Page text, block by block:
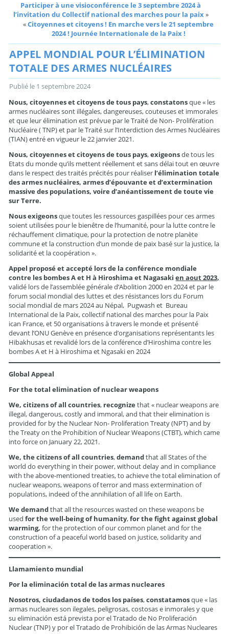
Participer à une visioconférence le 3 septembre 2024 à
l’invitation du Collectif national des marches pour la paix»
«Citoyennes et citoyens ! En marche vers le 21 septembre
2024 ! Journée Internationale de la Paix !
APPEL MONDIAL POUR L’ÉLIMINATION
TOTALE DES ARMES NUCLÉAIRES
Publié le 1 septembre 2024
Nous, citoyennes et citoyens de tous pays,constatonsque « les
armes nucléaires sont illégales, dangereuses, couteuses et immorales
et que leur élimination est prévue par le Traité de Non- Prolifération
Nucléaire ( TNP) et par le Traité sur l’Interdiction des Armes Nucléaires
(TIAN) entré en vigueur le 22 janvier 2021.
Nous, citoyennes et citoyens de tous pays,exigeonsde tous les
Etats du monde qu’ils mettent réellement et sans délai tout en œuvre
dans le respect des traités précités pour réaliser l’élimination totale
des armes nucléaires, armes d’épouvante et d’extermination
massive des populations, voire d’anéantissement de toute vie
sur Terre.
Nous exigeonsque toutes les ressources gaspillées pour ces armes
soient utilisées pour le bienêtre de l’humanité, pour la lutte contre le
réchauffement climatique, pour la protection de notre planète
commune et la construction d’un monde de paix basé sur la justice, la
solidarité et la coopération ».
Appel proposé et accepté lors de la conférence mondiale
contre les bombes A et H à Hiroshima et Nagasakien aout 2023,
validé lors de l’assemblée générale d’Abolition 2000 en 2024 et par le
forum social mondial des luttes et des résistances lors du Forum
social mondial de mars 2024 au Népal, Pugwash et Bureau
International de la Paix, collectif national des marches pour la Paix
ican France, et 50 organisations à travers le monde et présenté
devant l’ONU Genève en présence d’organisations représentants les
Hibakhusas et revalidé lors de la conférence d’Hiroshima contre les
bombes A et H à Hiroshima et Ngasaki en 2024
Global Appeal
For the total elimination of nuclear weapons
We, citizens of all countries, recognizethat « nuclear weapons are
illegal, dangerous, costly and immoral, and that their elimination is
provided for by the Nuclear Non- Proliferation Treaty (NPT) and by
the Treaty on the Prohibition of Nuclear Weapons (CTBT), which came
into force on January 22, 2021.
We, the citizens of all countries,demandthat all States of the
world do everything in their power, without delay and in compliance
with the above-mentioned treaties, to achieve the total elimination of
nuclear weapons, weapons of terror and mass extermination of
populations, indeed of the annihilation of all life on Earth.
We demandthat all the resources wasted on these weapons be
usedfor the well-being of humanity,for the fight against global
warming, for the protection of our common planet and for the
construction of a peaceful world based on justice, solidarity and
cooperation ».
Llamamiento mundial
Por la eliminación total de las armas nucleares
Nosotros, ciudadanos de todos los países,constatamosque « las
armas nucleares son ilegales, peligrosas, costosas e inmorales y que
su eliminación está prevista por el Tratado de No Proliferación
Nuclear (TNP) y por el Tratado de Prohibición de las Armas Nucleares